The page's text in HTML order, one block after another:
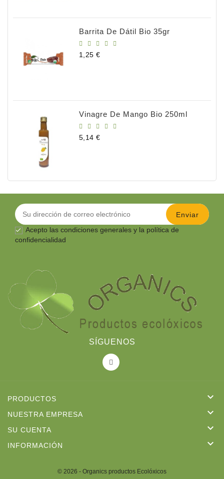
Barrita De Dátil Bio 35gr
Precio
1,25 €
Vinagre De Mango Bio 250ml
Precio
5,14 €
 Acepto las condiciones generales y la política de
confidencialidad
SÍGUENOS
PRODUCTOS 
NUESTRA EMPRESA 
SU CUENTA 
INFORMACIÓN 
© 2026 - Organics productos Ecolóxicos